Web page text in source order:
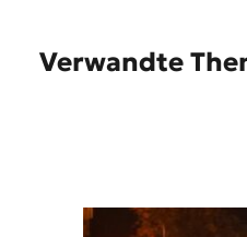
Verwandte